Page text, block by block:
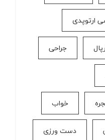
ارتوپدی
جراحی
خواب
دست ورزی